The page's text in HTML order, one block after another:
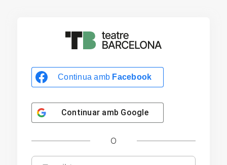
Continua amb Facebook
Continuar amb Google
O